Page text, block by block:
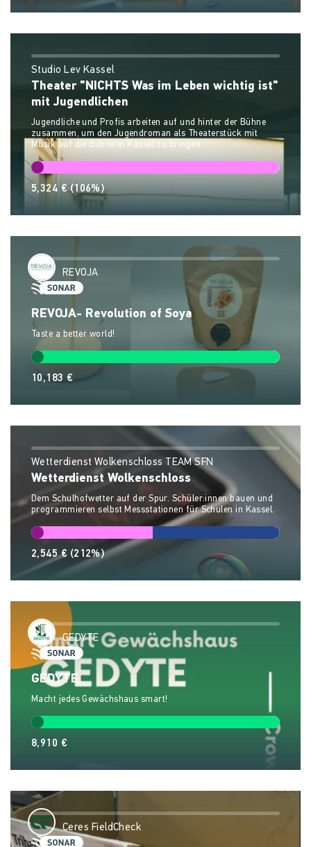
Studio Lev Kassel
Theater "NICHTS Was im Leben wichtig ist"
mit Jugendlichen
Jugendliche und Profis arbeiten auf und hinter der Bühne
zusammen, um den Jugendroman als Theaterstück mit
Musik auf die Bühne in Kassel zu bringen
5,324 €(106%)
REVOJA
REVOJA- Revolution of Soya
Taste a better world!
10,183 €
Wetterdienst Wolkenschloss TEAM SFN
Wetterdienst Wolkenschloss
Dem Schulhofwetter auf der Spur. Schüler:innen bauen und
programmieren selbst Messstationen für Schulen in Kassel.
2,545 € (212%)
GEDYTE
GEDYTE
Macht jedes Gewächshaus smart!
8,910 €
Ceres FieldCheck